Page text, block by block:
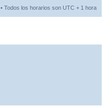
• Todos los horarios son UTC + 1 hora